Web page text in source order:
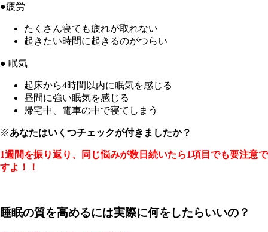
●疲労
たくさん寝ても疲れが取れない
起きたい時間に起きるのがつらい
● 眠気
起床から4時間以内に眠気を感じる
昼間に強い眠気を感じる
帰宅中、電車の中で寝てしまう
※あなたはいくつチェックが付きましたか？
1週間を振り返り、同じ悩みが数日続いたら1項目でも要注意で
すよ！！
睡眠の質を高めるには実際に何をしたらいいの？